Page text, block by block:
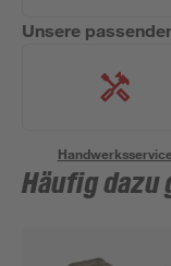
Unsere
Häufig dazu